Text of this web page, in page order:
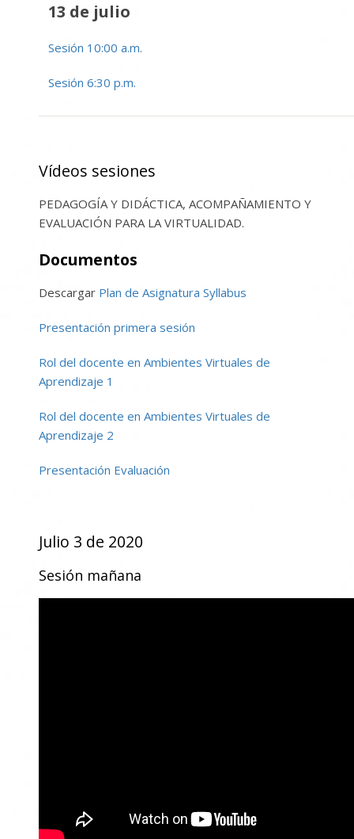
13 de julio
Sesión 10:00 a.m.
Sesión 6:30 p.m.
Vídeos sesiones
PEDAGOGÍA Y DIDÁCTICA, ACOMPAÑAMIENTO Y
EVALUACIÓN PARA LA VIRTUALIDAD.
Documentos
Descargar Plan de Asignatura Syllabus
Presentación primera sesión
Rol del docente en Ambientes Virtuales de
Aprendizaje 1
Rol del docente en Ambientes Virtuales de
Aprendizaje 2
Presentación Evaluación
Julio 3 de 2020
Sesión mañana